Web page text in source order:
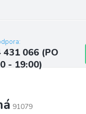
431 066 (PO
- 19:00)
91079